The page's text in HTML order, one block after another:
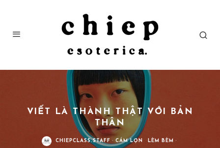
VIẾT LÀ THÀNH THẬT VỚI BẢN
THÂN
CHIEPCLASS.STAFF · CÁM LỢN LÈM BÈM ·